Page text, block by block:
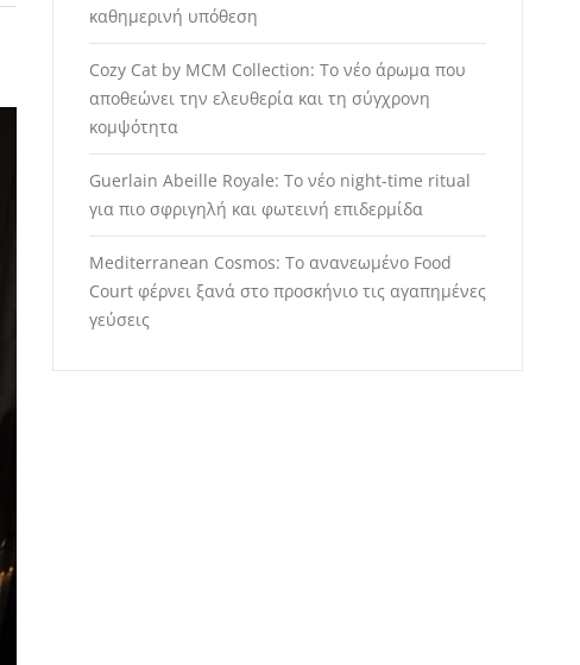
καθημερινή υπόθεση
Cozy Cat by MCM Collection: Το νέο άρωμα που
αποθεώνει την ελευθερία και τη σύγχρονη
κομψότητα
Guerlain Abeille Royale: Το νέο night-time ritual
για πιο σφριγηλή και φωτεινή επιδερμίδα
Mediterranean Cosmos: Το ανανεωμένο Food
Court φέρνει ξανά στο προσκήνιο τις αγαπημένες
γεύσεις